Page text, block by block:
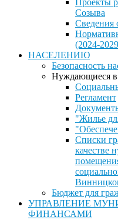
Проекты
Созыва
Сведения
(2024-
НАСЕЛЕНИЮ
Безопасность
Нуждающиеся
Регламент
"Жилье
Списки
качестве
Бюджет для
УПРАВЛЕНИЕ
ФИНАНСАМИ